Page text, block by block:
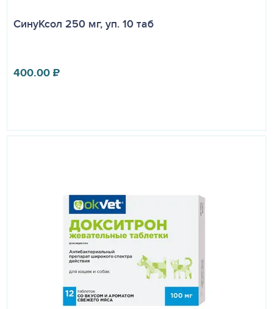
СинуКсол 250 мг, уп. 10 таб
400.00₽